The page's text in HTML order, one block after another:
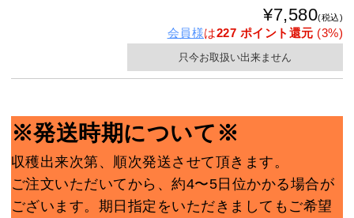
¥7,580(税込)
会員様は227 ポイント還元 (3%)
只今お取扱い出来ません
※発送時期について※
収穫出来次第、順次発送させて頂きます。
ご注文いただいてから、約4〜5日位かかる場合が
ございます。期日指定をいただきましてもご希望